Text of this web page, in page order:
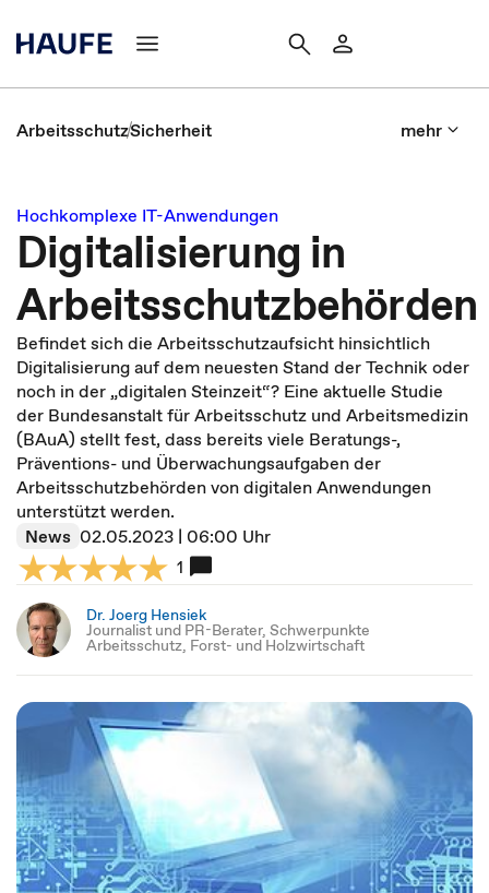
ArbeitsschutzSicherheit mehr
Hochkomplexe IT-Anwendungen
Digitalisierung in
Arbeitsschutzbehörden
Befindet sich die Arbeitsschutzaufsicht hinsichtlich
Digitalisierung auf dem neuesten Stand der Technik oder
noch in der „digitalen Steinzeit“? Eine aktuelle Studie
der Bundesanstalt für Arbeitsschutz und Arbeitsmedizin
(BAuA) stellt fest, dass bereits viele Beratungs-,
Präventions- und Überwachungsaufgaben der
Arbeitsschutzbehörden von digitalen Anwendungen
unterstützt werden.
News 02.05.2023 | 06:00 Uhr
1
Dr. Joerg Hensiek
Journalist und PR-Berater, Schwerpunkte
Arbeitsschutz, Forst- und Holzwirtschaft